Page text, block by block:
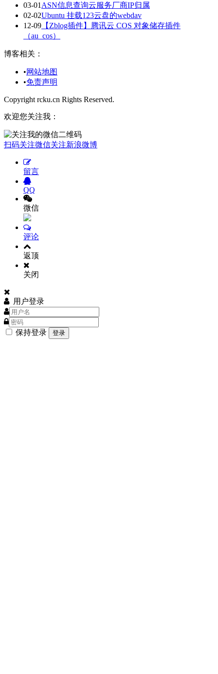
03-01 ASN信息查询云服务厂商IP归属
02-02Ubuntu 挂载123云盘的webdav
12-09 【Zblog插件】腾讯云 COS 对象储存插件
（au_cos）
博客相关：
•网站地图
•免责声明
Copyright rcku.cn Rights Reserved.
欢迎您关注我：
扫码关注微信关注新浪微博
留言
QQ
微信
评论
返顶
关闭
用户登录
保持登录